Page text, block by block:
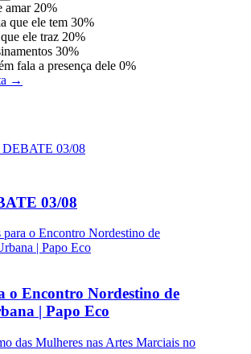
amar 20%
que ele tem 30%
ele traz 20%
30%
fala a presença dele 0%
→
03/08
o Encontro Nordestino de
| Papo Eco